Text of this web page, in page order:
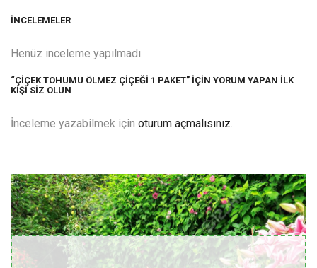
İNCELEMELER
Henüz inceleme yapılmadı.
“ÇIÇEK TOHUMU ÖLMEZ ÇIÇEĞI 1 PAKET” IÇIN YORUM YAPAN ILK
KIŞI SIZ OLUN
İnceleme yazabilmek için oturum açmalısınız.